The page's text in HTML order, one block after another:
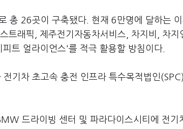
총 26곳이 구축됐다. 현재 6만명에 달하는
트래픽, 제주전기자동차서비스, 차지비, 차지
트 얼라이언스'를 적극 활용할 방침이다.
기차 초고속 충전 인프라 특수목적법인
드라이빙 센터 및 파라다이스시티에 전